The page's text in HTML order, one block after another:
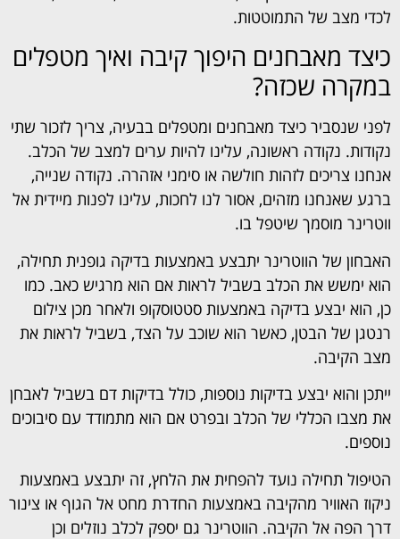
לכדי מצב של התמוטטות.
כיצד מאבחנים היפוך קיבה ואיך מטפלים
במקרה שכזה?
לפני שנסביר כיצד מאבחנים ומטפלים בבעיה, צריך לזכור שתי
נקודות. נקודה ראשונה, עלינו להיות ערים למצב של הכלב.
אנחנו צריכים לזהות חולשה או סימני אזהרה. נקודה שנייה,
ברגע שאנחנו מזהים, אסור לנו לחכות, עלינו לפנות מיידית אל
ווטרינר מוסמך שיטפל בו.
האבחון של הווטרינר יתבצע באמצעות בדיקה גופנית תחילה,
הוא ימשש את הכלב בשביל לראות אם הוא מרגיש כאב. כמו
כן, הוא יבצע בדיקה באמצעות סטטוסקופ ולאחר מכן צילום
רנטגן של הבטן, כאשר הוא שוכב על הצד, בשביל לראות את
מצב הקיבה.
ייתכן והוא יבצע בדיקות נוספות, כולל בדיקות דם בשביל לאבחן
את מצבו הכללי של הכלב ובפרט אם הוא מתמודד עם סיבוכים
נוספים.
הטיפול תחילה נועד להפחית את הלחץ, זה יתבצע באמצעות
ניקוז האוויר מהקיבה באמצעות החדרת מחט אל הגוף או צינור
דרך הפה אל הקיבה. הווטרינר גם יספק לכלב נוזלים וכן